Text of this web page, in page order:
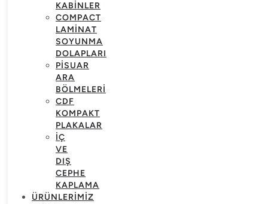
KABINLER
COMPACT
LAMINAT
SOYUNMA
DOLAPLARI
PISUAR
ARA
BÖLMELERI
CDF
KOMPAKT
PLAKALAR
İÇ
VE
DIŞ
CEPHE
KAPLAMA
ÜRÜNLERIMIZ